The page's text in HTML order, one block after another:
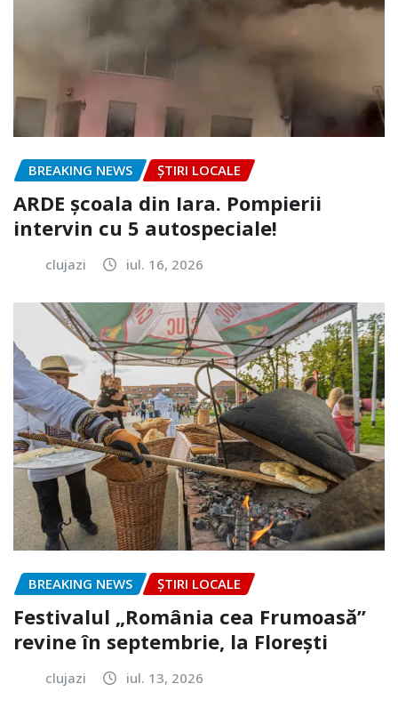
BREAKING NEWS ȘTIRI LOCALE
ARDE școala din Iara. Pompierii
intervin cu 5 autospeciale!
clujazi iul. 16, 2026
BREAKING NEWS ȘTIRI LOCALE
Festivalul „România cea Frumoasă”
revine în septembrie, la Florești
clujazi iul. 13, 2026